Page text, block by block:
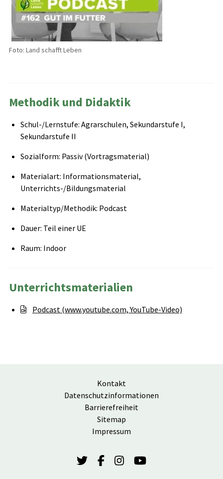
Foto: Land schafft Leben
Methodik und Didaktik
Schul-/Lernstufe: Agrarschulen, Sekundarstufe I,
Sekundarstufe II
Sozialform: Passiv (Vortragsmaterial)
Materialart: Informationsmaterial,
Unterrichts-/Bildungsmaterial
Materialtyp/Methodik: Podcast
Dauer: Teil einer UE
Raum: Indoor
Unterrichtsmaterialien
Podcast (www.youtube.com, YouTube-Video)
Kontakt
Datenschutzinformationen
Barrierefreiheit
Sitemap
Impressum